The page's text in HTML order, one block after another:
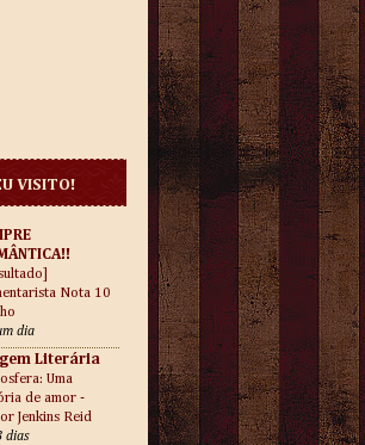
VISITO!
Nota 10
dia
Literária
Uma
de amor -
Jenkins Reid
dias